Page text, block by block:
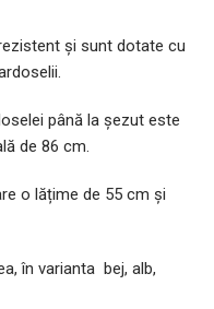
și sunt dotate cu
până la șezut este
de 86 cm.
o lățime de 55 cm și
în varianta bej, alb,